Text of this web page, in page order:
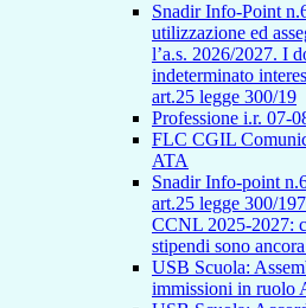
Snadir Info-Point
utilizzazione ed
l’a.s. 2026/2027. I
indeterminato
art.25 legge 300/19
Professione i.r. 07-
FLC CGIL
ATA
Snadir Info-point
art.25 legge 300/
CCNL 2025-2027:
stipendi sono
USB Scuola:
immissioni in ruolo